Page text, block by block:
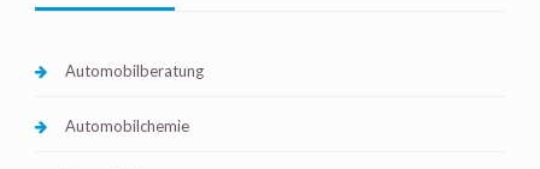
Automobilberatung
Automobilchemie